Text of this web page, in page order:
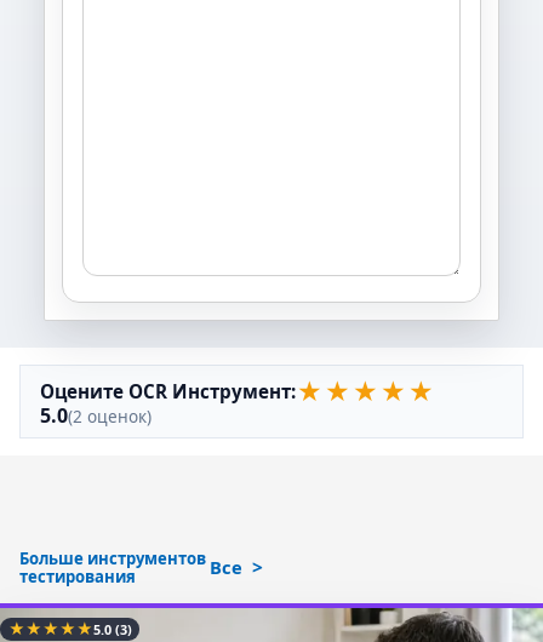
Оцените OCR Инструмент:★ ★ ★ ★ ★
5.0(2 оценок)
Больше инструментов
тестирования
Все
★★★★★5.0(3)